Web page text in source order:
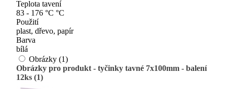
Teplota tavení
83 - 176 °C °C
Použití
plast, dřevo, papír
Barva
bílá
Obrázky (1)
Obrázky pro produkt - tyčinky tavné 7x100mm - balení
12ks (1)